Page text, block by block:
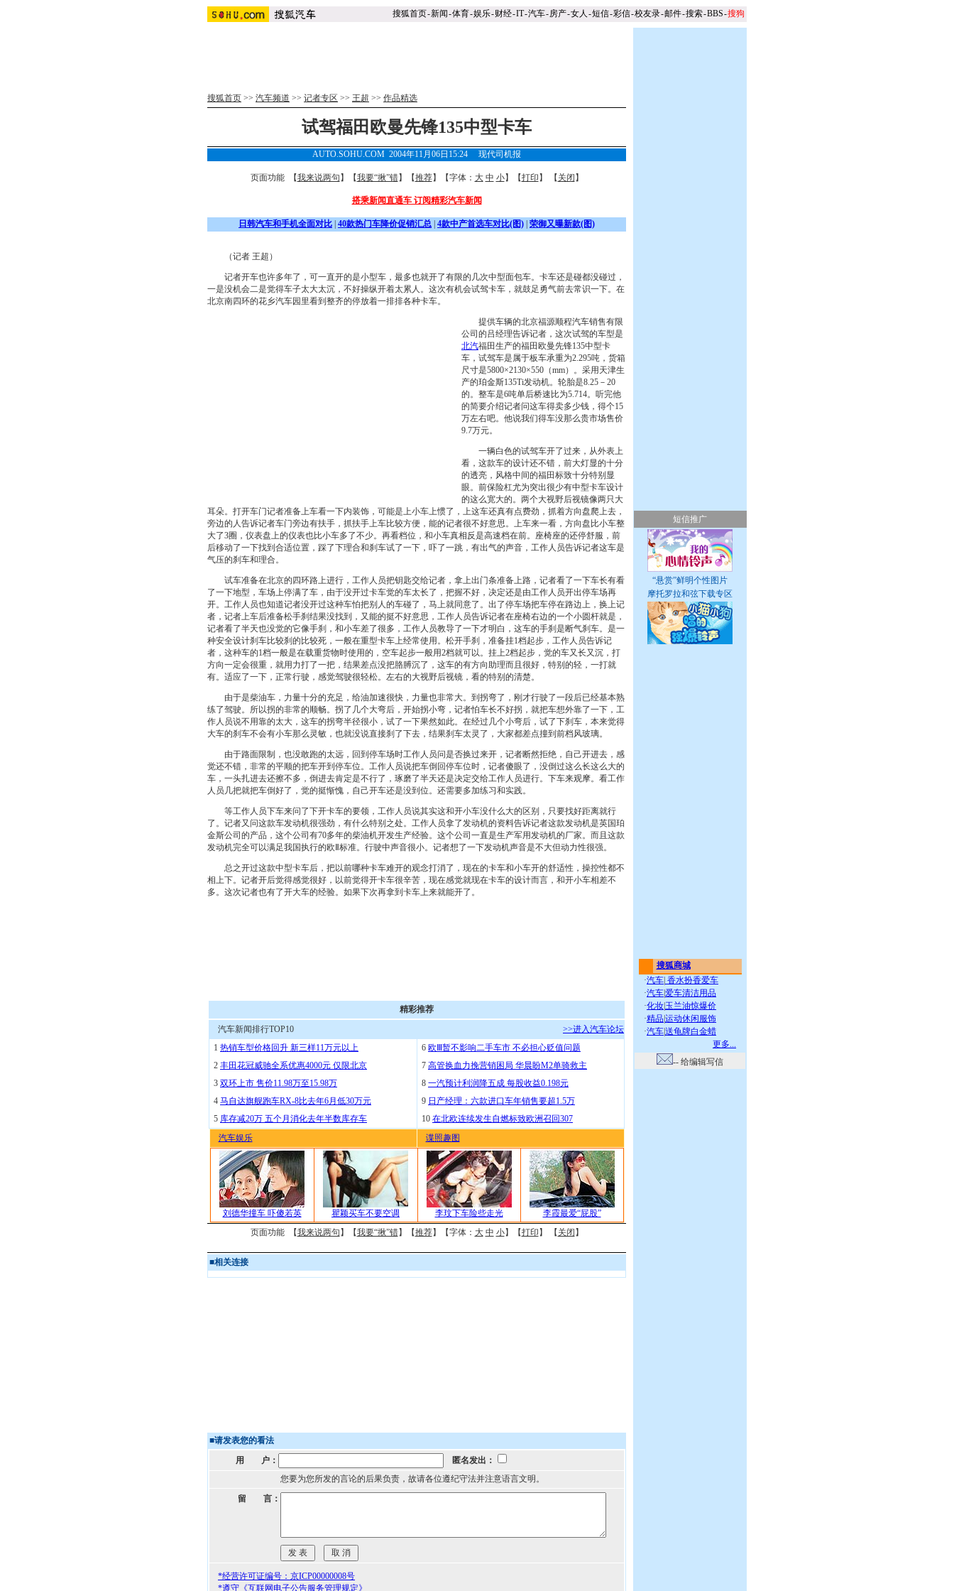
搜狐首页-新闻-体育-娱乐-财经-IT-汽车-房产-女人 -短信-彩信-校友录-邮件-搜索-BBS-搜狗
搜狐首页 >> 汽车频道 >> 记者专区 >> 王超 >> 作品精选
试驾福田欧曼先锋135中型卡车
AUTO.SOHU.COM 2004年11月06日15:24 现代司机报
页面功能 【我来说两句 】【我要“揪”错】【推荐】【字体： 大 中 小】【打印 】 【 关闭 】
搭乘新闻直通车 订阅精彩汽车新闻
日韩汽车和手机全面对比 40款热门车降价促销汇总 4款中产首选车对比(图) 荣御又曝新款(图)
（记者 王超）
记者开车也许多年了，可一直开的是小型车，最多也就开了有限的几次中型面包车。卡车还是碰都没碰过，
一是没机会二是觉得车子太大太沉，不好操纵开着太累人。这次有机会试驾卡车，就鼓足勇气前去常识一下。在
北京南四环的花乡汽车园里看到整齐的停放着一排排各种卡车。
提供车辆的北京福源顺程汽车销售有限
公司的吕经理告诉记者，这次试驾的车型是
北汽福田生产的福田欧曼先锋135中型卡
车，试驾车是属于板车承重为2.295吨，货箱
尺寸是5800×2130×550（mm）。采用天津生
产的珀金斯135Ti发动机。轮胎是8.25－20
的。整车是6吨单后桥速比为5.714。听完他
的简要介绍记者问这车得卖多少钱，得个15
万左右吧。他说我们得车没那么贵市场售价
9.7万元。
一辆白色的试驾车开了过来，从外表上
看，这款车的设计还不错，前大灯显的十分
的透亮，风格中间的福田标致十分特别显
眼。前保险杠尤为突出很少有中型卡车设计
的这么宽大的。两个大视野后视镜像两只大
耳朵。打开车门记者准备上车看一下内装饰，可能是上小车上惯了，上这车还真有点费劲，抓着方向盘爬上去，
旁边的人告诉记者车门旁边有扶手，抓扶手上车比较方便，能的记者很不好意思。上车来一看，方向盘比小车整
大了3圈，仪表盘上的仪表也比小车多了不少。再看档位，和小车真相反是高速档在前。座椅座的还停舒服，前
后移动了一下找到合适位置，踩了下理合和刹车试了一下，吓了一跳，有出气的声音，工作人员告诉记者这车是
气压的刹车和理合。
试车准备在北京的四环路上进行，工作人员把钥匙交给记者，拿上出门条准备上路，记者看了一下车长有看
了一下地型，车场上停满了车，由于没开过卡车觉的车太长了，把握不好，决定还是由工作人员开出停车场再
开。工作人员也知道记者没开过这种车怕把别人的车碰了，马上就同意了。出了停车场把车停在路边上，换上记
者，记者上车后准备松手刹结果没找到，又能的挺不好意思，工作人员告诉记者在座椅右边的一个小圆杆就是，
记者看了半天也没觉的它像手刹，和小车差了很多，工作人员教导了一下才明白，这车的手刹是断气刹车。是一
种安全设计刹车比较刹的比较死，一般在重型卡车上经常使用。松开手刹，准备挂1档起步，工作人员告诉记
者，这种车的1档一般是在载重货物时使用的，空车起步一般用2档就可以。挂上2档起步，觉的车又长又沉，打
方向一定会很重，就用力打了一把，结果差点没把胳膊沉了，这车的有方向助理而且很好，特别的轻，一打就
有。适应了一下，正常行驶，感觉驾驶很轻松。左右的大视野后视镜，看的特别的清楚。
由于是柴油车，力量十分的充足，给油加速很快，力量也非常大。到拐弯了，刚才行驶了一段后已经基本熟
练了驾驶。所以拐的非常的顺畅。拐了几个大弯后，开始拐小弯，记者怕车长不好拐，就把车想外靠了一下，工
作人员说不用靠的太大，这车的拐弯半径很小，试了一下果然如此。在经过几个小弯后，试了下刹车，本来觉得
大车的刹车不会有小车那么灵敏，也就没说直接刹了下去，结果刹车太灵了，大家都差点撞到前档风玻璃。
由于路面限制，也没敢跑的太远，回到停车场时工作人员问是否换过来开，记者断然拒绝，自己开进去，感
觉还不错，非常的平顺的把车开到停车位。工作人员说把车倒回停车位时，记者傻眼了，没倒过这么长这么大的
车，一头扎进去还擦不多，倒进去肯定是不行了，琢磨了半天还是决定交给工作人员进行。下车来观摩。看工作
人员几把就把车倒好了，觉的挺惭愧，自己开车还是没到位。还需要多加练习和实践。
等工作人员下车来问了下开卡车的要领，工作人员说其实这和开小车没什么大的区别，只要找好距离就行
了。记者又问这款车发动机很强劲，有什么特别之处。工作人员拿了发动机的资料告诉记者这款发动机是英国珀
金斯公司的产品，这个公司有70多年的柴油机开发生产经验。这个公司一直是生产军用发动机的厂家。而且这款
发动机完全可以满足我国执行的欧Ⅱ标准。行驶中声音很小。记者想了一下发动机声音是不大但动力性很强。
总之开过这款中型卡车后，把以前哪种卡车难开的观念打消了，现在的卡车和小车开的舒适性，操控性都不
相上下。记者开后觉得感觉很好，以前觉得开卡车很辛苦，现在感觉就现在卡车的设计而言，和开小车相差不
多。这次记者也有了开大车的经验。如果下次再拿到卡车上来就能开了。
精彩推荐
汽车新闻排行TOP10
>>进入汽车论坛
1 热销车型价格回升 新三样11万元以上
2 丰田花冠威驰全系优惠4000元 仅限北京
3 双环上市 售价11.98万至15.98万
4 马自达旗舰跑车RX-8比去年6月低30万元
5 库存减20万 五个月消化去年半数库存车
6 欧Ⅲ暂不影响二手车市 不必担心贬值问题
7 高管换血力挽营销困局 华晨盼M2单骑救主
8 一汽预计利润降五成 每股收益0.198元
9 日产经理：六款进口车年销售要超1.5万
10 在北欧连续发生自燃标致欧洲召回307
汽车娱乐
谍照趣图
刘德华撞车 吓傻若英 瞿颖买车不要空调 李玟下车险些走光
李霞最爱“屁股”
页面功能 【我来说两句 】【我要“揪”错】【推荐】【字体： 大 中 小】【打印 】 【 关闭 】
■相关连接
■请发表您的看法
用 户：
匿名发出：
您要为您所发的言论的后果负责，故请各位遵纪守法并注意语言文明。
留 言：
*经营许可证编号：京ICP00000008号
*遵守《互联网电子公告服务管理规定》
短信推广
“悬赏”鲜明个性图片
摩托罗拉和弦下载专区
搜狐商城
·汽车 香水扮香爱车
·汽车爱车清洁用品
·化妆 玉兰油惊爆价
·精品运动休闲服饰
·汽车送龟牌白金蜡
更多...
-- 给编辑写信